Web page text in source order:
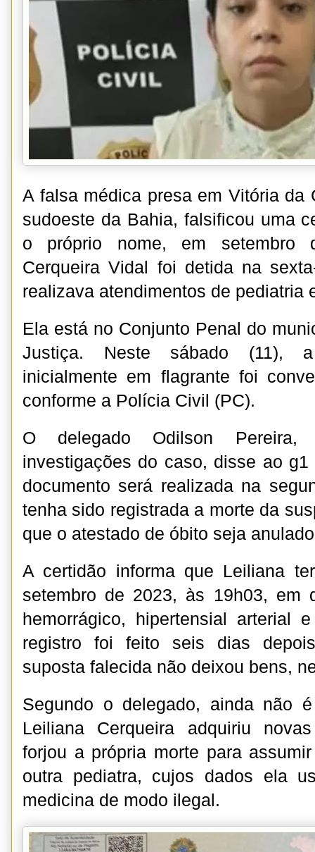
A falsa médica presa em Vitória da
sudoeste da Bahia, falsificou uma
o próprio nome, em setembro
Cerqueira Vidal foi detida na
realizava atendimentos de pediatria
Ela está no Conjunto Penal do
Justiça. Neste sábado (11),
inicialmente em flagrante foi
conforme a Polícia Civil (PC).
O delegado Odilson Pereira,
investigações do caso, disse ao
documento será realizada na
tenha sido registrada a morte da
que o atestado de óbito seja
A certidão informa que Leiliana
setembro de 2023, às 19h03, em
hemorrágico, hipertensial arterial
registro foi feito seis dias
suposta falecida não deixou bens,
Segundo o delegado, ainda não
Leiliana Cerqueira adquiriu
forjou a própria morte para
outra pediatra, cujos dados ela
medicina de modo ilegal.